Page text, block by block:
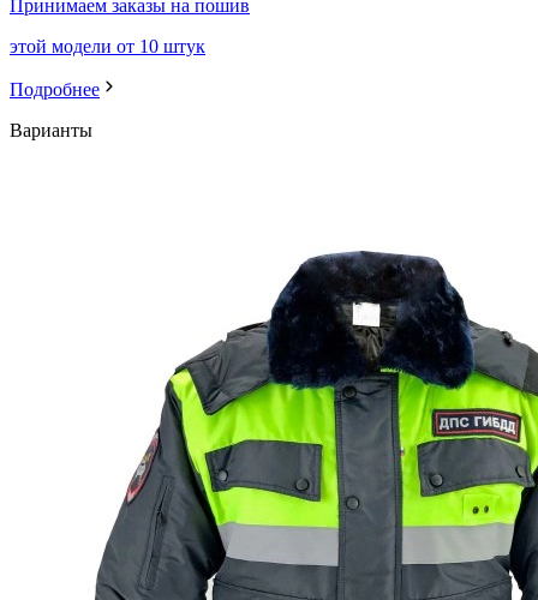
Принимаем заказы на пошив
этой модели от 10 штук
Подробнее
Варианты